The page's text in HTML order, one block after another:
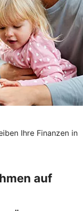
Ihre Finanzen in
auf